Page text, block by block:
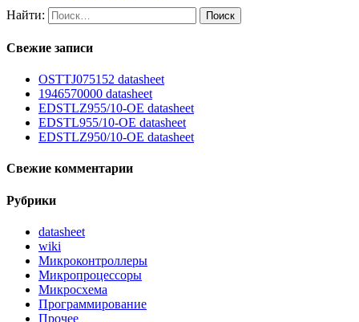
Найти:
Свежие записи
OSTTJ075152 datasheet
1946570000 datasheet
EDSTLZ955/10-OE datasheet
EDSTL955/10-OE datasheet
EDSTLZ950/10-OE datasheet
Свежие комментарии
Рубрики
datasheet
wiki
Микроконтроллеры
Микропроцессоры
Микросхема
Программирование
Прочее